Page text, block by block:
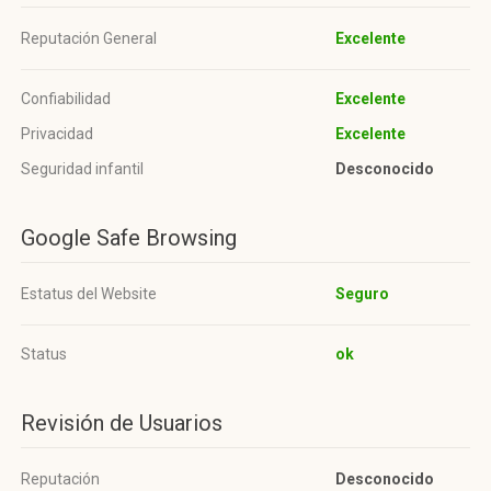
Reputación General Excelente
Confiabilidad
Excelente
Privacidad
Excelente
Seguridad infantil
Desconocido
Google Safe Browsing
Estatus del Website Seguro
Status ok
Revisión de Usuarios
Reputación Desconocido